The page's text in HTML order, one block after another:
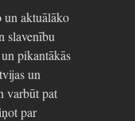
un aktuālāko
slavenību
pikantākās
un
varbūt pat
par